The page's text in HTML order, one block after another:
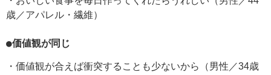
歳／アパレル・繊維）
●価値観が同じ
・価値観が合えば衝突することも少ないから（男性／34歳